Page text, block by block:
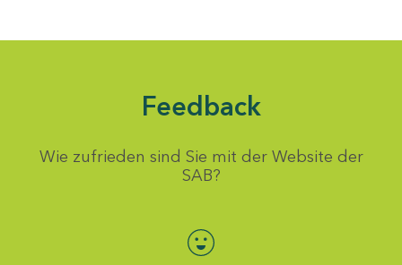
Feedback
Wie zufrieden sind Sie mit der Website der
SAB?
Bewertung auswählen